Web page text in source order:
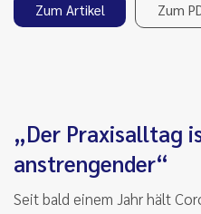
Zum Artikel Zum
„Der Praxisalltag
anstrengender“
Seit bald einem Jahr hält